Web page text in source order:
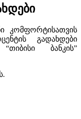
კომფორტისათვის
გადახდები
ბანკის”